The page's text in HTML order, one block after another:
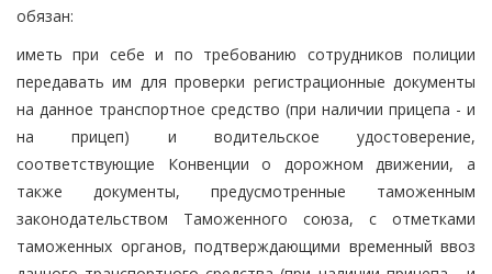
обязан:
иметь при себе и по требованию сотрудников полиции
передавать им для проверки регистрационные документы
на данное транспортное средство (при наличии прицепа - и
на прицеп) и водительское удостоверение,
соответствующие Конвенции о дорожном движении, а
также документы, предусмотренные таможенным
законодательством Таможенного союза, с отметками
таможенных органов, подтверждающими временный ввоз